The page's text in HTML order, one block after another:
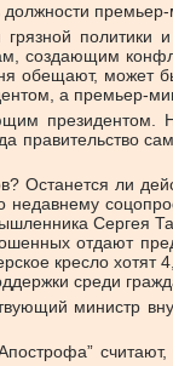
премьер-
политики
создающим
обещают,
а премьер-
Останется ли
недавнему
Сергея
отдают
кресло
среди
министр